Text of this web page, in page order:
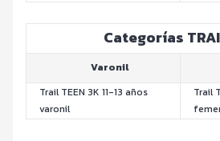
Categorías
Varonil
Trail TEEN 3K 11-13 años
varonil
Trail